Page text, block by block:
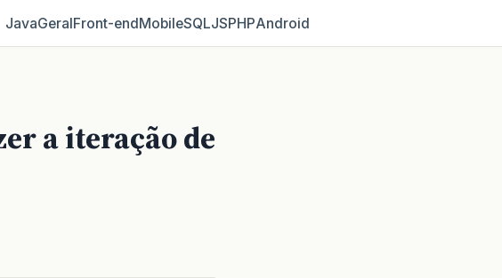
JavaGeralFront‑endMobileSQLJSPHPAndroid
a iteração de